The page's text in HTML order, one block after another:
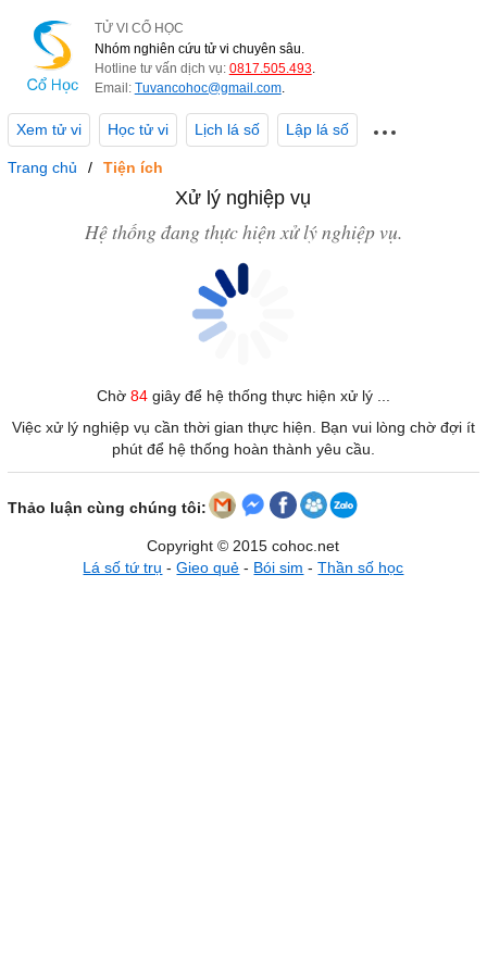
TỬ VI CỔ HỌC
Nhóm nghiên cứu tử vi chuyên sâu.
Hotline tư vấn dịch vụ: 0817.505.493.
Email: Tuvancohoc@gmail.com.
Xem tử vi Học tử vi Lịch lá số Lập lá số
Trang chủ Tiện ích
Xử lý nghiệp vụ
Hệ thống đang thực hiện xử lý nghiệp vụ.
Chờ 84giây để hệ thống thực hiện xử lý ...
Việc xử lý nghiệp vụ cần thời gian thực hiện. Bạn vui lòng chờ đợi ít
phút để hệ thống hoàn thành yêu cầu.
Thảo luận cùng chúng tôi:
Copyright © 2015 cohoc.net
Lá số tứ trụ -Gieo quẻ - Bói sim -Thần số học